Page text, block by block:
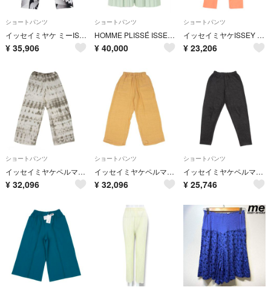
ショートパンツ
イッセイミヤケ ミーISSEY MIYAKE me コットン混トロンプルイユプリントストレッチパンツ 黒白F
¥ 35,906
ショートパンツ
HOMME PLISSÉ ISSEY MIYAKE
¥ 40,000
ショートパンツ
イッセイミヤケISSEY MIYAKE ポリ混紡テーパードパンツ ピンク2
¥ 23,206
ショートパンツ
イッセイミヤケペルマネンテISSEY MIYAKE PERMANENTE グラデーションプリントワイドイージーパンツ オフチャコールM
¥ 32,096
ショートパンツ
イッセイミヤケペルマネンテISSEY MIYAKE PERMANENTE リネンポリウエストゴムパンツ 黄色M
¥ 32,096
ショートパンツ
イッセイミヤケペルマネンテISSEY MIYAKE PERMANENTE パイルウエストゴムパンツ チャコールM
¥ 25,746